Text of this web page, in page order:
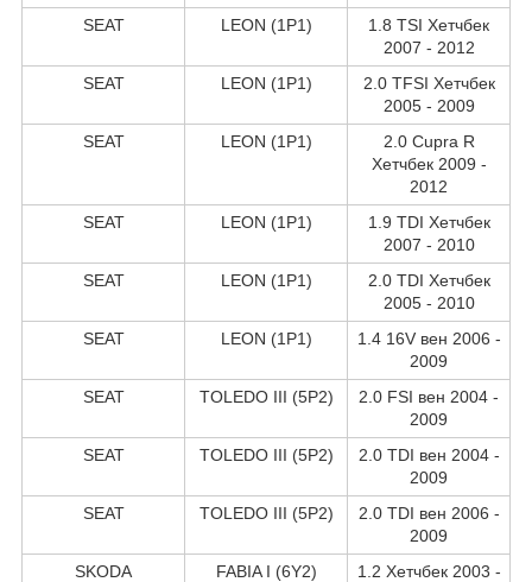
SEAT
LEON (1P1)
1.8 TSI Хетчбек
2007 - 2012
SEAT
LEON (1P1)
2.0 TFSI Хетчбек
2005 - 2009
SEAT
LEON (1P1)
2.0 Cupra R
Хетчбек 2009 -
2012
SEAT
LEON (1P1)
1.9 TDI Хетчбек
2007 - 2010
SEAT
LEON (1P1)
2.0 TDI Хетчбек
2005 - 2010
SEAT
LEON (1P1)
1.4 16V вен 2006 -
2009
SEAT
TOLEDO III (5P2)
2.0 FSI вен 2004 -
2009
SEAT
TOLEDO III (5P2)
2.0 TDI вен 2004 -
2009
SEAT
TOLEDO III (5P2)
2.0 TDI вен 2006 -
2009
SKODA
FABIA I (6Y2)
1.2 Хетчбек 2003 -